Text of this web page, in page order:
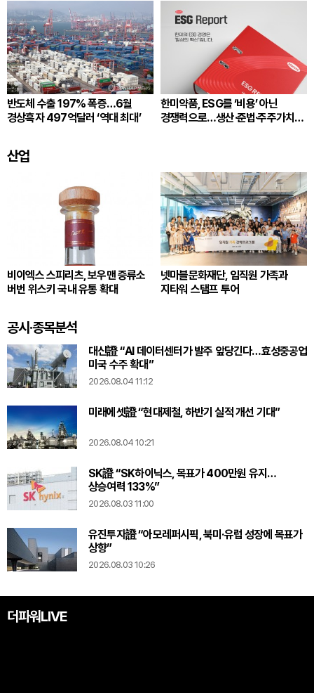
반도체 수출 197% 폭증…6월
경상흑자 497억달러 ‘역대 최대’
한미약품, ESG를 ‘비용’ 아닌
경쟁력으로…생산·준법·주주가치
산업
비이엑스 스피리츠, 보우맨 증류소
버번 위스키 국내 유통 확대
넷마블문화재단, 임직원 가족과
지타워 스탬프 투어
공시·종목분석
대신證 “AI 데이터센터가 발주 앞당긴다…효성중공업
미국 수주 확대”
2026.08.04 11:12
미래에셋證 “현대제철, 하반기 실적 개선 기대”
2026.08.04 10:21
SK證 “SK하이닉스, 목표가 400만원 유지…
상승여력 133%”
2026.08.03 11:00
유진투자證 “아모레퍼시픽, 북미·유럽 성장에 목표가
상향”
2026.08.03 10:26
더파워LIVE